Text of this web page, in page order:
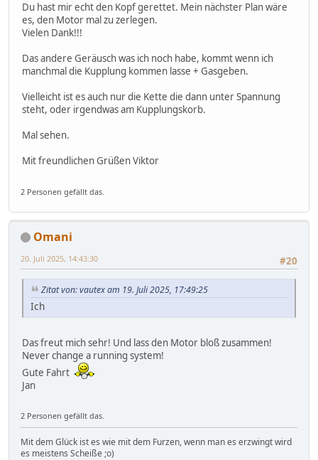
Du hast mir echt den Kopf gerettet. Mein nächster Plan wäre
es, den Motor mal zu zerlegen.
Vielen Dank!!!
Das andere Geräusch was ich noch habe, kommt wenn ich
manchmal die Kupplung kommen lasse + Gasgeben.
Vielleicht ist es auch nur die Kette die dann unter Spannung
steht, oder irgendwas am Kupplungskorb.
Mal sehen.
Mit freundlichen Grüßen Viktor
2 Personen gefällt das.
Omani
#20
20. Juli 2025, 14:43:30
Zitat von: vautex am 19. Juli 2025, 17:49:25
Ich
Das freut mich sehr! Und lass den Motor bloß zusammen!
Never change a running system!
Gute Fahrt
Jan
2 Personen gefällt das.
Mit dem Glück ist es wie mit dem Furzen, wenn man es erzwingt wird
es meistens Scheiße ;o)